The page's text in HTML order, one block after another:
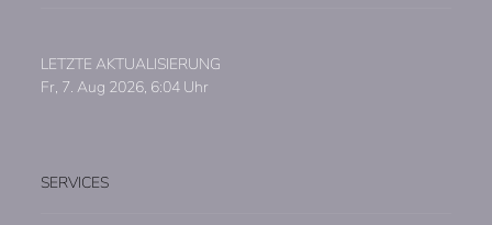
LETZTE AKTUALISIERUNG
Fr, 7. Aug 2026, 6:04 Uhr
SERVICES